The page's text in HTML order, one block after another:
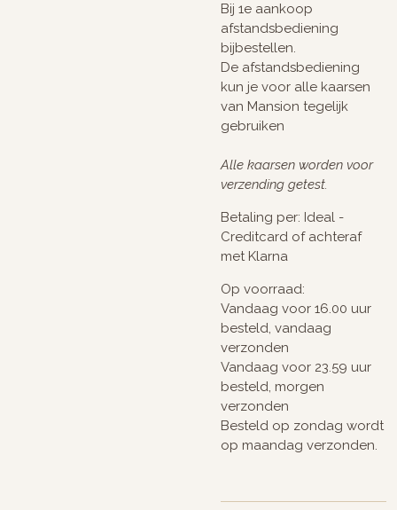
Bij 1e aankoop
afstandsbediening
bijbestellen.
De afstandsbediening
kun je voor alle kaarsen
van Mansion tegelijk
gebruiken
Alle kaarsen worden voor
verzending getest.
Betaling per: Ideal -
Creditcard of achteraf
met Klarna
Op voorraad:
Vandaag voor 16.00 uur
besteld, vandaag
verzonden
Vandaag voor 23.59 uur
besteld, morgen
verzonden
Besteld op zondag wordt
op maandag verzonden.